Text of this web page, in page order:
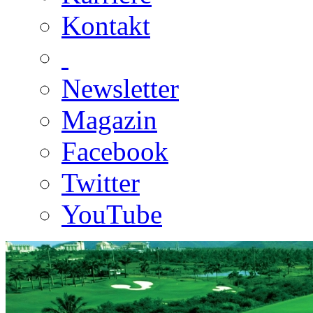
Kontakt
Newsletter
Magazin
Facebook
Twitter
YouTube